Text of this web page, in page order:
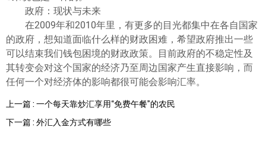
政府：现状与未来
在2009年和2010年里，有更多的目光都集中在各自国家
的政府，想知道面临什么样的财政困难，希望政府推出一些
可以结束我们钱包困境的财政政策。目前政府的不稳定性及
其转变会对这个国家的经济乃至周边国家产生直接影响，而
任何一个对经济体的影响都很可能会影响汇率。
上一篇 : 一个每天靠炒汇享用“免费午餐”的农民
下一篇 : 外汇入金方式有哪些